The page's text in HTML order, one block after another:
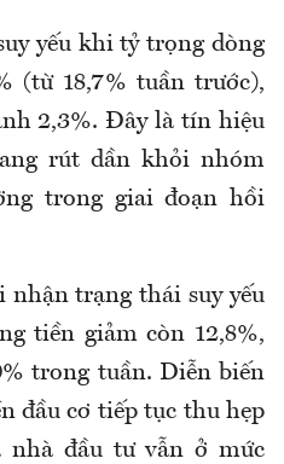
yếu khi tỷ trọng dòng
(từ 18,7% tuần trước),
2,3%. Đây là tín hiệu
rút dần khỏi nhóm
trong giai đoạn hồi
nhận trạng thái suy yếu
tiền giảm còn 12,8%,
trong tuần. Diễn biến
đầu cơ tiếp tục thu hẹp
đầu tư vẫn ở mức